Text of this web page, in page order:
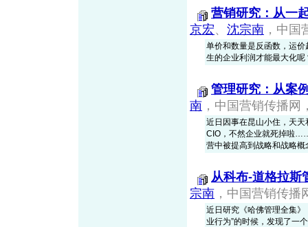
营销研究：从一
京宏、 沈宗南 ，中
单价和数量是反函数，运
生的企业利润才能最大化
管理研究：从案
南 ，中国营销传播网
近日因事在昆山小住，天
CIO，不然企业就死掉啦
营中被提高到战略和战略
从科布-道格拉斯
宗南 ，中国营销传
近日研究《哈佛管理全集》
业行为”的时候，发现了一